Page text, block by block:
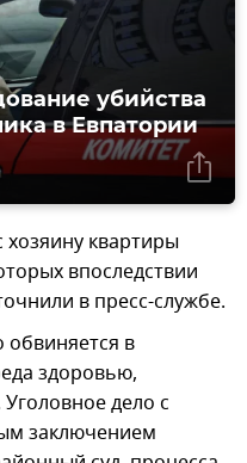
убийства
в Евпатории
квартиры
впоследствии
в пресс-службе.
в
здоровью,
дело с
заключением